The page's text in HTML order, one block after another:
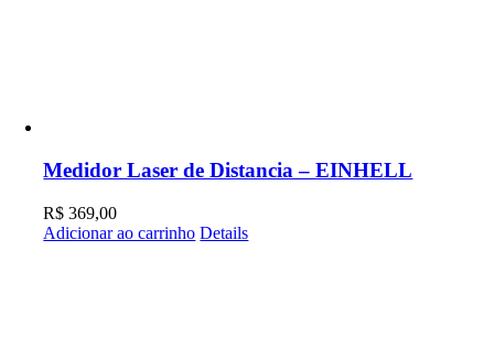
Medidor Laser de Distancia – EINHELL
R$ 369,00
Adicionar ao carrinho Details